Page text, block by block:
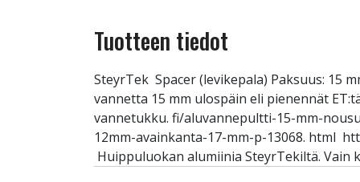
Tuotteen tiedot
SteyrTek Spacer (levikepala) Paksuus: 15
vannetta 15 mm ulospäin eli pienennät
vannetukku. fi/aluvannepultti-15-mm-
12mm-avainkanta-17-mm-p-13068. html
Huippuluokan alumiinia SteyrTekiltä. Vain